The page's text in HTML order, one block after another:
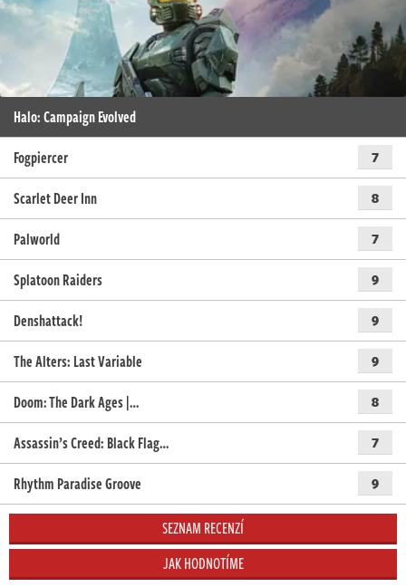
Halo: Campaign Evolved
Fogpiercer
7
Scarlet Deer Inn 8
Palworld 7
Splatoon Raiders 9
Denshattack! 9
The Alters: Last Variable 9
Doom: The Dark Ages |… 8
Assassin’s Creed: Black Flag… 7
Rhythm Paradise Groove 9
SEZNAM RECENZÍ
JAK HODNOTÍME